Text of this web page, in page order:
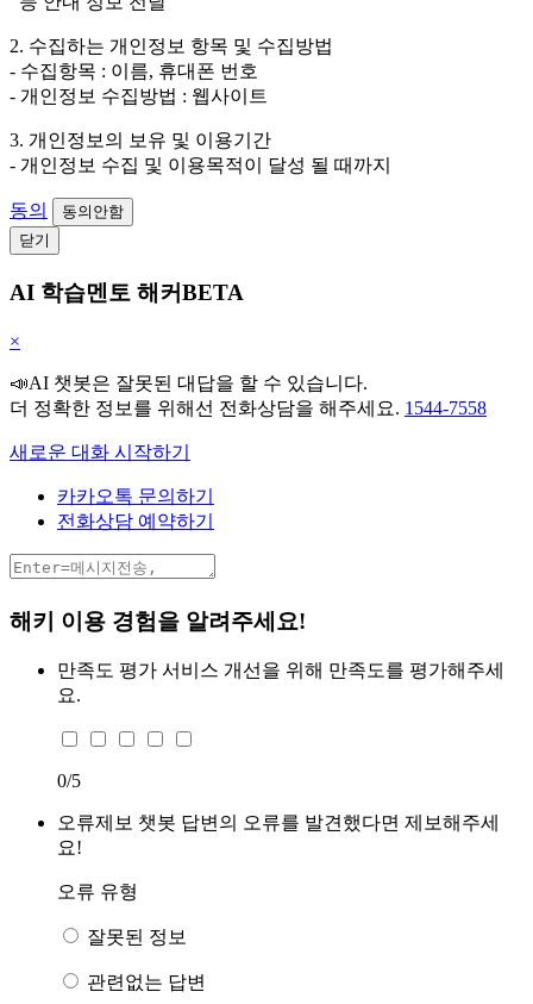
2. 수집하는 개인정보 항목 및 수집방법
- 수집항목 : 이름, 휴대폰 번호
- 개인정보 수집방법 : 웹사이트
3. 개인정보의 보유 및 이용기간
- 개인정보 수집 및 이용목적이 달성 될 때까지
동의
동의안함
닫기
AI 학습멘토 해커BETA
×
📣AI 챗봇은 잘못된 대답을 할 수 있습니다.
더 정확한 정보를 위해선 전화상담을 해주세요. 1544-7558
새로운 대화 시작하기
카카오톡 문의하기
전화상담 예약하기
해키 이용 경험을 알려주세요!
만족도 평가 서비스 개선을 위해 만족도를 평가해주세
요.
0/5
오류제보 챗봇 답변의 오류를 발견했다면 제보해주세
요!
오류 유형
잘못된 정보
관련없는 답변